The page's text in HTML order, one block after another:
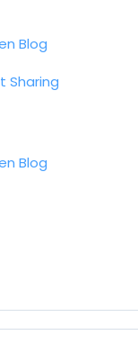
Blog
Sharing
Blog